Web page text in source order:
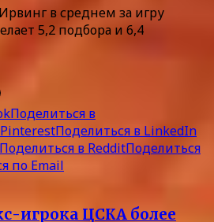
в среднем за игру
5,2 подбора и 6,4
Поделиться в
Поделиться в LinkedIn
Поделиться в RedditПоделиться
по Email
игрока ЦСКА более